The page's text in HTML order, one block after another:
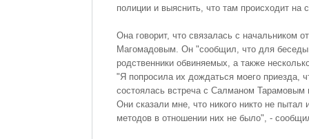
полиции и выяснить, что там происходит на
Она говорит, что связалась с начальником
Магомадовым. Он "сообщил, что для
родственники обвиняемых, а также
"Я попросила их дождаться моего приезда,
состоялась встреча с Салманом
Они сказали мне, что никого никто не пытал
методов в отношении них не было", -